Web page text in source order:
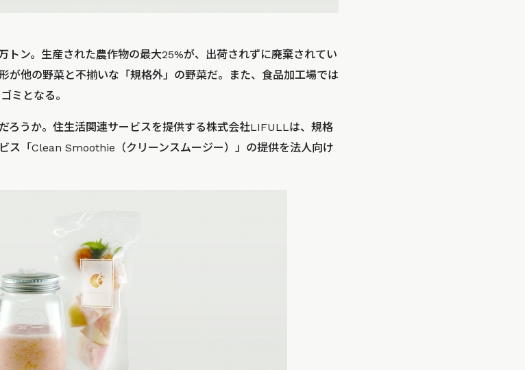
トン。生産された農作物の最大25%が、出荷されずに廃棄されてい
が他の野菜と不揃いな「規格外」の野菜だ。また、食品加工場では
ミとなる。
ろうか。住生活関連サービスを提供する株式会社LIFULLは、規格
ス「Clean Smoothie（クリーンスムージー）」の提供を法人向け